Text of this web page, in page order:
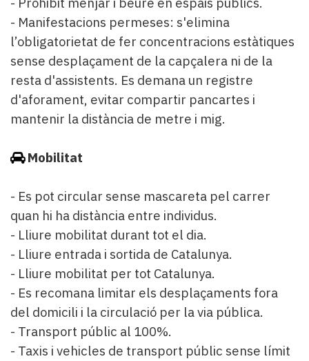
- Manifestacions permeses: s'elimina
l’obligatorietat de fer concentracions estàtiques
sense desplaçament de la capçalera ni de la
resta d'assistents. Es demana un registre
d'aforament, evitar compartir pancartes i
mantenir la distància de metre i mig.
Mobilitat
- Es pot circular sense mascareta pel carrer
quan hi ha distància entre individus.
- Lliure mobilitat durant tot el dia.
- Lliure entrada i sortida de Catalunya.
- Lliure mobilitat per tot Catalunya.
- Es recomana limitar els desplaçaments fora
del domicili i la circulació per la via pública.
- Transport públic al 100%.
- Taxis i vehicles de transport públic sense límit